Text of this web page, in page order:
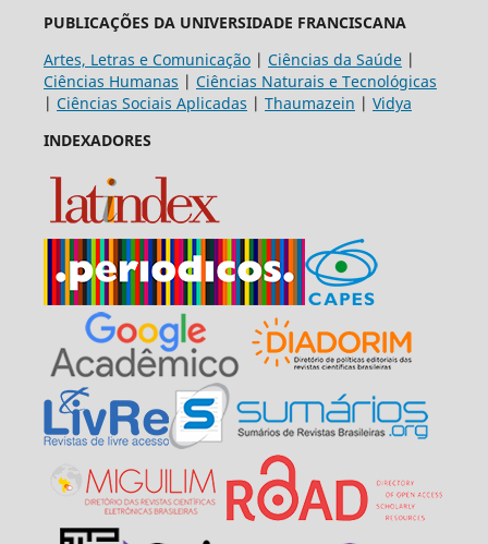
PUBLICAÇÕES DA UNIVERSIDADE FRANCISCANA
Artes, Letras e Comunicação| Ciências da Saúde|
Ciências Humanas | Ciências Naturais e Tecnológicas
| Ciências Sociais Aplicadas | Thaumazein | Vidya
INDEXADORES